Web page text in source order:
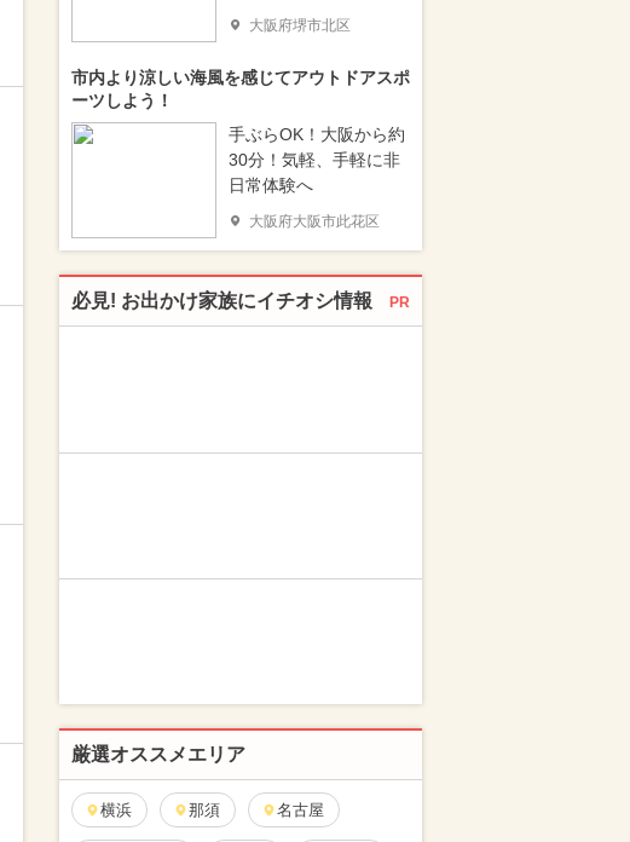
大阪府堺市北区
市内より涼しい海風を感じてアウトドアスポ
ーツしよう！
手ぶらOK！大阪から約
30分！気軽、手軽に非
日常体験へ
大阪府大阪市此花区
必見! お出かけ家族にイチオシ情報 PR
厳選オススメエリア
横浜 那須 名古屋